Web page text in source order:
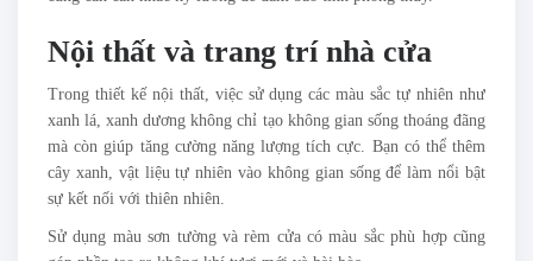
Nội thất và trang trí nhà cửa
Trong thiết kế nội thất, việc sử dụng các màu sắc tự nhiên như
xanh lá, xanh dương không chỉ tạo không gian sống thoáng đãng
mà còn giúp tăng cường năng lượng tích cực. Bạn có thể thêm
cây xanh, vật liệu tự nhiên vào không gian sống để làm nổi bật
sự kết nối với thiên nhiên.
Sử dụng màu sơn tường và rèm cửa có màu sắc phù hợp cũng